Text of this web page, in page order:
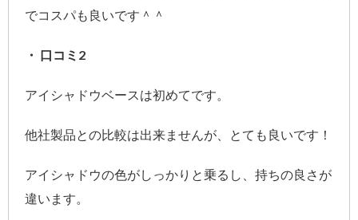
でコスパも良いです＾＾
・ 口コミ2
アイシャドウベースは初めてです。
他社製品との比較は出来ませんが、とても良いです！
アイシャドウの色がしっかりと乗るし、持ちの良さが
違います。